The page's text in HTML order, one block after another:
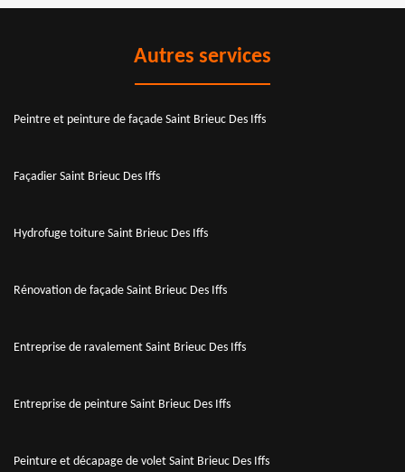
Autres services
Peintre et peinture de façade Saint Brieuc Des Iffs
Façadier Saint Brieuc Des Iffs
Hydrofuge toiture Saint Brieuc Des Iffs
Rénovation de façade Saint Brieuc Des Iffs
Entreprise de ravalement Saint Brieuc Des Iffs
Entreprise de peinture Saint Brieuc Des Iffs
Peinture et décapage de volet Saint Brieuc Des Iffs